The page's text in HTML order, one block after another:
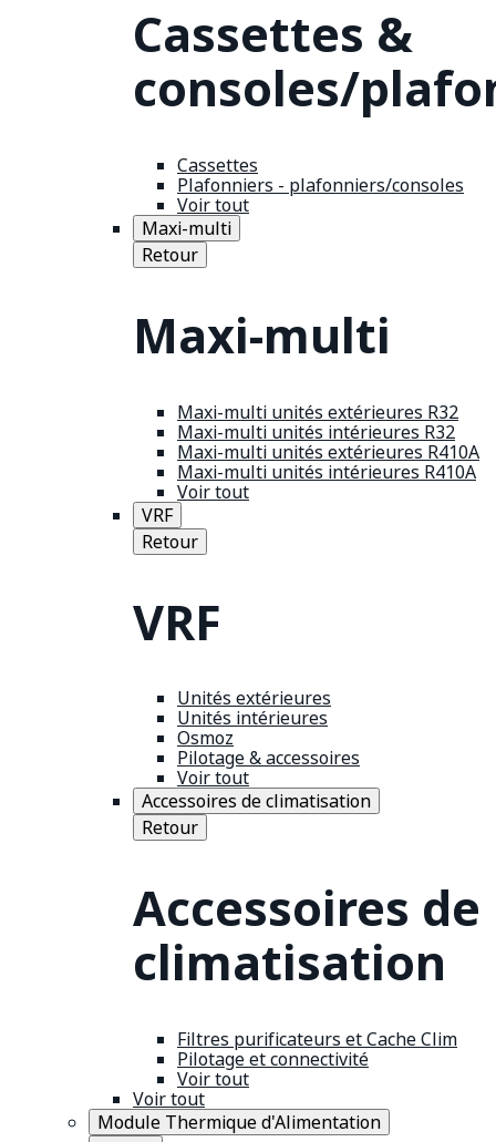
Cassettes &
consoles/
Cassettes
Plafonniers - plafonniers/consoles
Voir tout
Maxi-multi
Retour
Maxi-multi
Maxi-multi unités extérieures R32
Maxi-multi unités intérieures R32
Maxi-multi unités extérieures R410A
Maxi-multi unités intérieures R410A
Voir tout
VRF
Retour
VRF
Unités extérieures
Unités intérieures
Osmoz
Pilotage & accessoires
Voir tout
Accessoires de climatisation
Retour
Accessoires de
climatisation
Filtres purificateurs et Cache Clim
Pilotage et connectivité
Voir tout
Voir tout
Module Thermique d'Alimentation